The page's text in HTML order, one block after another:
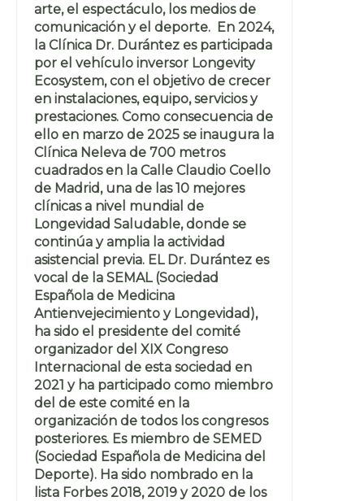
arte, el espectáculo, los medios de
comunicación y el deporte. En 2024,
la Clínica Dr. Durántez es participada
por el vehículo inversor Longevity
Ecosystem, con el objetivo de crecer
en instalaciones, equipo, servicios y
prestaciones. Como consecuencia de
ello en marzo de 2025 se inaugura la
Clínica Neleva de 700 metros
cuadrados en la Calle Claudio Coello
de Madrid, una de las 10 mejores
clínicas a nivel mundial de
Longevidad Saludable, donde se
continúa y amplia la actividad
asistencial previa. EL Dr. Durántez es
vocal de la SEMAL (Sociedad
Española de Medicina
Antienvejecimiento y Longevidad),
ha sido el presidente del comité
organizador del XIX Congreso
Internacional de esta sociedad en
2021 y ha participado como miembro
del de este comité en la
organización de todos los congresos
posteriores. Es miembro de SEMED
(Sociedad Española de Medicina del
Deporte). Ha sido nombrado en la
lista Forbes 2018, 2019 y 2020 de los